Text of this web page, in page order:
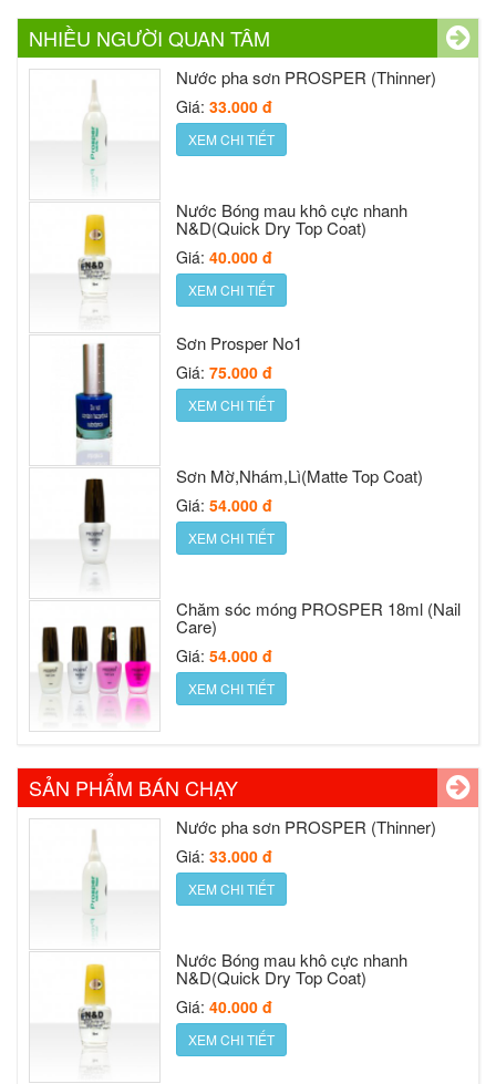
NHIỀU NGƯỜI QUAN TÂM
XEM CHI TIẾT
Nước pha sơn PROSPER (Thinner)
Giá: 33.000 đ
XEM CHI TIẾT
Nước Bóng mau khô cực nhanh
N&D(Quick Dry Top Coat)
Giá: 40.000 đ
XEM CHI TIẾT
Sơn Prosper No1
Giá: 75.000 đ
XEM CHI TIẾT
Sơn Mờ,Nhám,Lì(Matte Top Coat)
Giá: 54.000 đ
XEM CHI TIẾT
Chăm sóc móng PROSPER 18ml (Nail
Care)
Giá: 54.000 đ
XEM CHI TIẾT
Giá: 33.000 đ
XEM CHI TIẾT
Nước Bóng mau khô cực nhanh
N&D(Quick Dry Top Coat)
XEM CHI TIẾT
Sơn Prosper No1
Giá: 75.000 đ
SẢN PHẨM BÁN CHẠY
Sơn Prosper No2
Giá: 60.000 đ
XEM CHI TIẾT
Nước sơn móng Prosper Silver cap
XEM CHI TIẾT
Nước sơn móng Prosper Gold cap 16ml
XEM CHI TIẾT
Nước rửa PROSPER (Remover)
XEM CHI TIẾT
Sơn Móng Tay Prosper 6
XEM CHI TIẾT
Chăm sóc móng PROSPER 18ml (Nail
Care)
XEM CHI TIẾT
Nước pha sơn PROSPER (Thinner)
Giá: 33.000 đ
XEM CHI TIẾT
Nước Bóng mau khô cực nhanh
N&D(Quick Dry Top Coat)
Giá: 40.000 đ
XEM CHI TIẾT